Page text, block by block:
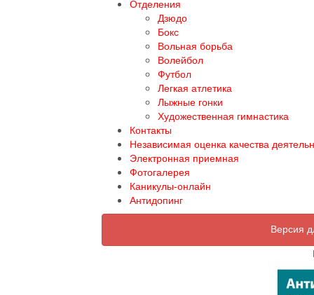
Отделения
Дзюдо
Бокс
Вольная борьба
Волейбол
Футбол
Легкая атлетика
Лыжные гонки
Художественная гимнастика
Контакты
Независимая оценка качества
Электронная приемная
Фотогалерея
Каникулы-онлайн
Антидопинг
Версия